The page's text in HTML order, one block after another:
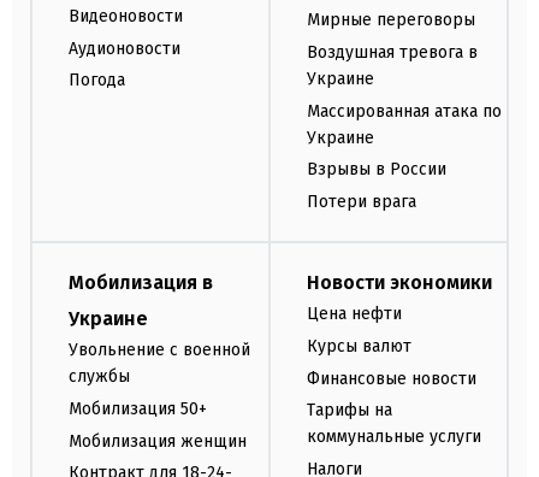
Видеоновости
Аудионовости
Погода
Мирные переговоры
Воздушная тревога в
Украине
Массированная атака по
Украине
Взрывы в России
Потери врага
Мобилизация в
Украине
Увольнение с военной
службы
Мобилизация 50+
Мобилизация женщин
Новости экономики
Цена нефти
Курсы валют
Финансовые новости
Тарифы на
коммунальные услуги
Налоги